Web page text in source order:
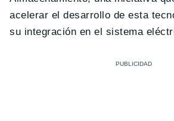
acelerar el desarrollo de esta
su integración en el sistema